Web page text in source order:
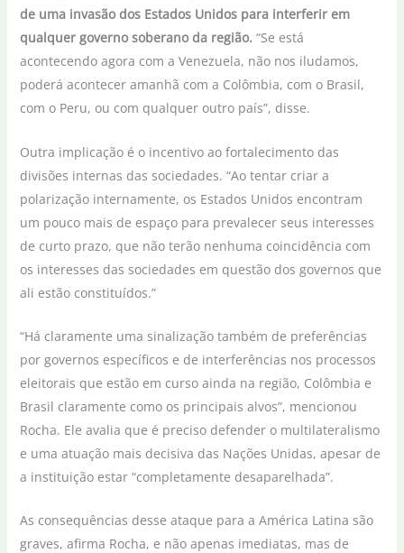
de uma invasão dos Estados Unidos para interferir em
qualquer governo soberano da região. “Se está
acontecendo agora com a Venezuela, não nos iludamos,
poderá acontecer amanhã com a Colômbia, com o Brasil,
com o Peru, ou com qualquer outro país”, disse.
Outra implicação é o incentivo ao fortalecimento das
divisões internas das sociedades. “Ao tentar criar a
polarização internamente, os Estados Unidos encontram
um pouco mais de espaço para prevalecer seus interesses
de curto prazo, que não terão nenhuma coincidência com
os interesses das sociedades em questão dos governos que
ali estão constituídos.”
“Há claramente uma sinalização também de preferências
por governos específicos e de interferências nos processos
eleitorais que estão em curso ainda na região, Colômbia e
Brasil claramente como os principais alvos”, mencionou
Rocha. Ele avalia que é preciso defender o multilateralismo
e uma atuação mais decisiva das Nações Unidas, apesar de
a instituição estar “completamente desaparelhada”.
As consequências desse ataque para a América Latina são
graves, afirma Rocha, e não apenas imediatas, mas de